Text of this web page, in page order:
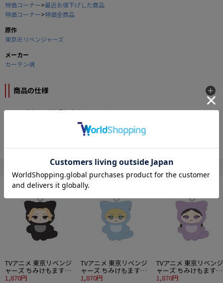
特価コーナー>最近お値下げした商品
特価コーナー>特価全商品
原作
東京卍リベンジャーズ
メーカー
カーテン魂
商品の仕様
両面にデザインが印刷されたカードです。
ブラインドパッケージのため、絵柄はお選びいただけません。
1ボックス10パック入り。1パックにランダムで2枚封入されています。
全20種全てが箔押しカードです。
1ボックス購入で全20種が揃います。
■商品サイズ：横59mm×縦86mm
■素材：紙
©和久井健／講談社
" 東京卍リベンジャーズ "の他の商品
TVアニメ 東京リベンジ
ャーズ ちみけもますこ
っと 2.佐野万次郎
1,870円
TVアニメ 東京リベンジ
ャーズ ちみけもますこ
っと 3.松野千冬
1,870円
TVアニメ 東京リベンジ
ャーズ ちみけもますこ
っと 5.灰谷蘭
1,870円